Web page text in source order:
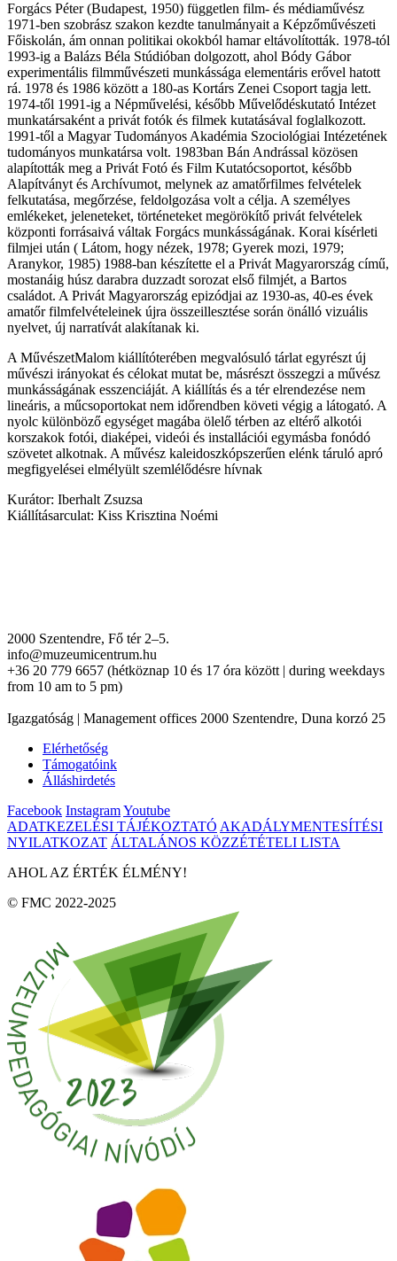
Forgács Péter (Budapest, 1950) független film- és médiaművész
1971-ben szobrász szakon kezdte tanulmányait a Képzőművészeti
Főiskolán, ám onnan politikai okokból hamar eltávolították. 1978-tól
1993-ig a Balázs Béla Stúdióban dolgozott, ahol Bódy Gábor
experimentális filmművészeti munkássága elementáris erővel hatott
rá. 1978 és 1986 között a 180-as Kortárs Zenei Csoport tagja lett.
1974-től 1991-ig a Népművelési, később Művelődéskutató Intézet
munkatársaként a privát fotók és filmek kutatásával foglalkozott.
1991-től a Magyar Tudományos Akadémia Szociológiai Intézetének
tudományos munkatársa volt. 1983ban Bán Andrással közösen
alapították meg a Privát Fotó és Film Kutatócsoportot, később
Alapítványt és Archívumot, melynek az amatőrfilmes felvételek
felkutatása, megőrzése, feldolgozása volt a célja. A személyes
emlékeket, jeleneteket, történeteket megörökítő privát felvételek
központi forrásaivá váltak Forgács munkásságának. Korai kísérleti
filmjei után ( Látom, hogy nézek, 1978; Gyerek mozi, 1979;
Aranykor, 1985) 1988-ban készítette el a Privát Magyarország című,
mostanáig húsz darabra duzzadt sorozat első filmjét, a Bartos
családot. A Privát Magyarország epizódjai az 1930-as, 40-es évek
amatőr filmfelvételeinek újra összeillesztése során önálló vizuális
nyelvet, új narratívát alakítanak ki.
A MűvészetMalom kiállítóterében megvalósuló tárlat egyrészt új
művészi irányokat és célokat mutat be, másrészt összegzi a művész
munkásságának esszenciáját. A kiállítás és a tér elrendezése nem
lineáris, a műcsoportokat nem időrendben követi végig a látogató. A
nyolc különböző egységet magába ölelő térben az eltérő alkotói
korszakok fotói, diaképei, videói és installációi egymásba fonódó
szövetet alkotnak. A művész kaleidoszkópszerűen elénk táruló apró
megfigyelései elmélyült szemlélődésre hívnak
Kurátor: Iberhalt Zsuzsa
Kiállításarculat: Kiss Krisztina Noémi
2000 Szentendre, Fő tér 2–5.
info@muzeumicentrum.hu
+36 20 779 6657 (hétköznap 10 és 17 óra között | during weekdays
from 10 am to 5 pm)
Igazgatóság | Management offices 2000 Szentendre, Duna korzó 25
Elérhetőség
Támogatóink
Álláshirdetés
Facebook InstagramYoutube
ADATKEZELÉSI TÁJÉKOZTATÓ AKADÁLYMENTESÍTÉSI
NYILATKOZAT ÁLTALÁNOS KÖZZÉTÉTELI LISTA
AHOL AZ ÉRTÉK ÉLMÉNY!
© FMC 2022-2025